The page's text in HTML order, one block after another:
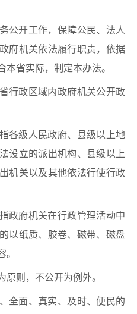
公开工作，保障公民、法人
府机关依法履行职责，依据
本省实际，制定本办法。
行政区域内政府机关公开政
各级人民政府、县级以上地
设立的派出机构、县级以上
机关以及其他依法行使行政
政府机关在行政管理活动中
以纸质、胶卷、磁带、磁盘
。
原则，不公开为例外。
全面、真实、及时、便民的